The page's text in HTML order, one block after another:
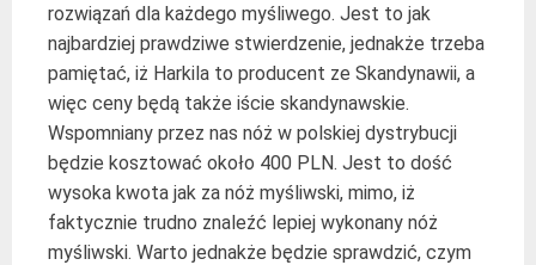
rozwiązań dla każdego myśliwego. Jest to jak
najbardziej prawdziwe stwierdzenie, jednakże trzeba
pamiętać, iż Harkila to producent ze Skandynawii, a
więc ceny będą także iście skandynawskie.
Wspomniany przez nas nóż w polskiej dystrybucji
będzie kosztować około 400 PLN. Jest to dość
wysoka kwota jak za nóż myśliwski, mimo, iż
faktycznie trudno znaleźć lepiej wykonany nóż
myśliwski. Warto jednakże będzie sprawdzić, czym